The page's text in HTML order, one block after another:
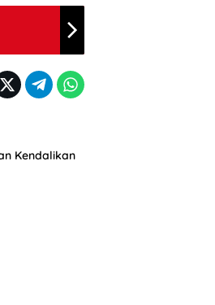
Kendalikan